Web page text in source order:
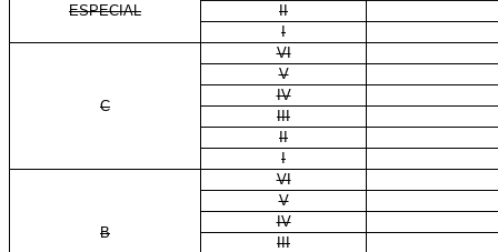
ESPECIAL
II
I
C
VI
V
IV
III
II
I
B
VI
V
IV
III